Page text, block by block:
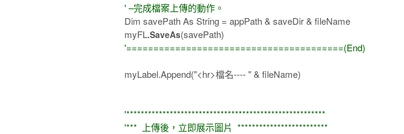
' –完成檔案上傳的動作。
Dim savePath As String = appPath & saveDir & fileName
myFL.SaveAs(savePath)
'========================================(End)
myLabel.Append("<hr>檔名---- " & fileName)
'*******************************************************
'*** 上傳後，立即展示圖片 *************************